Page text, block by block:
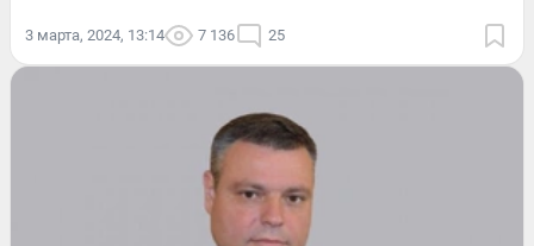
3 марта, 2024, 13:14 7 136 25